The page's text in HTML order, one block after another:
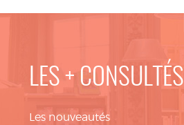
LES + CONSULTÉS
Les nouveautés